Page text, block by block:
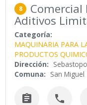
8 Comercial
Aditivos
Categoría:
MAQUINARIA PARA
PRODUCTOS
Dirección:
Comuna: San Miguel
 